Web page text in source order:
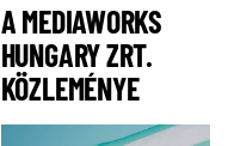
A MEDIAWORKS
HUNGARY ZRT.
KÖZLEMÉNYE